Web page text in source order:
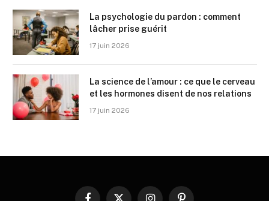
La psychologie du pardon : comment
lâcher prise guérit
17 juin 2026
La science de l’amour : ce que le cerveau
et les hormones disent de nos relations
17 juin 2026